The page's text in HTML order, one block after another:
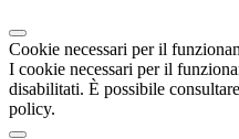
Cookie necessari per il
I cookie necessari per il
disabilitati. È possibile
policy.